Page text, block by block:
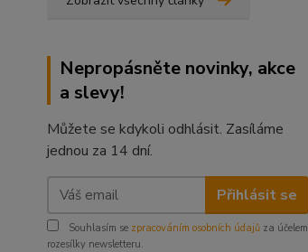
Nepropásněte novinky, akce
a slevy!
Můžete se kdykoli odhlásit. Zasíláme
jednou za 14 dní.
Přihlásit se
Souhlasím se zpracováním osobních údajů za účelem
rozesílky newsletteru.